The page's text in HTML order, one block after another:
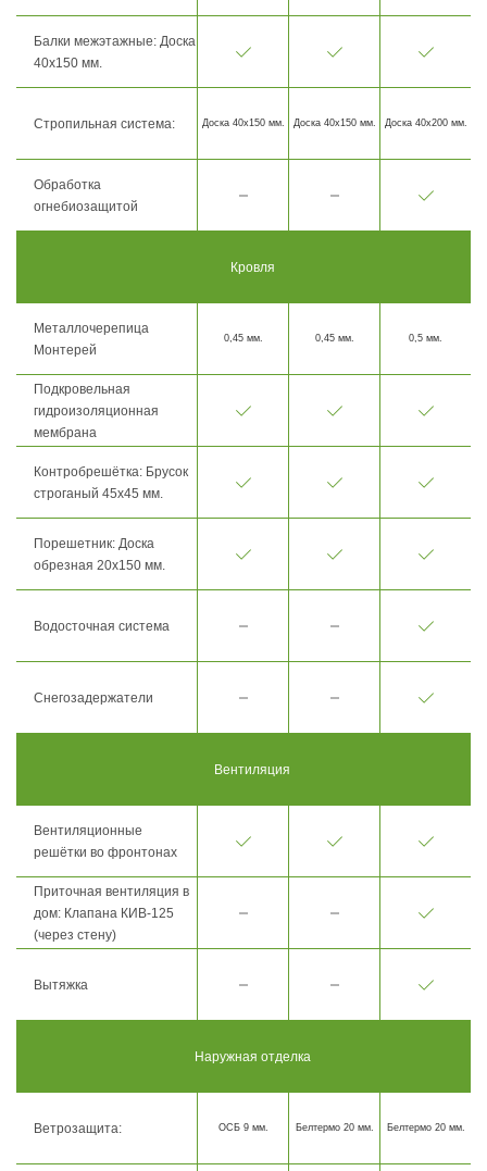
Балки межэтажные: Доска
40х150 мм.
Стропильная система: Доска 40х150 мм. Доска 40х150 мм. Доска 40х200 мм.
Обработка
огнебиозащитой
Кровля
Металлочерепица
Монтерей
0,45 мм. 0,45 мм. 0,5 мм.
Подкровельная
гидроизоляционная
мембрана
Контробрешётка: Брусок
строганый 45х45 мм.
Порешетник: Доска
обрезная 20х150 мм.
Водосточная система
Снегозадержатели
Вентиляция
Вентиляционные
решётки во фронтонах
Приточная вентиляция в
дом: Клапана КИВ-125
(через стену)
Вытяжка
Наружная отделка
Ветрозащита: ОСБ 9 мм. Белтермо 20 мм. Белтермо 20 мм.